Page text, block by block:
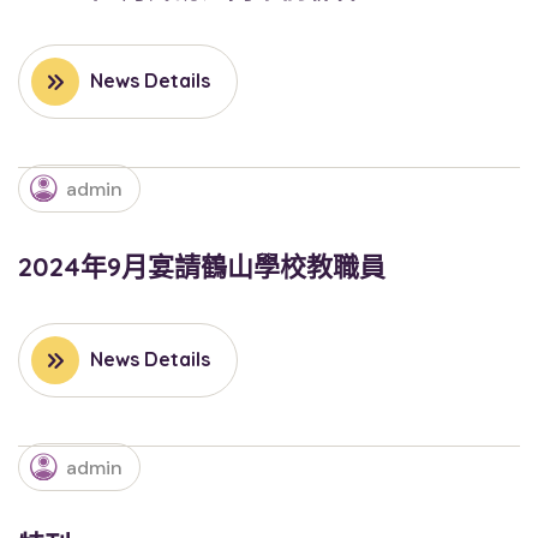
News Details
admin
2024年9月宴請鶴山學校教職員
News Details
admin